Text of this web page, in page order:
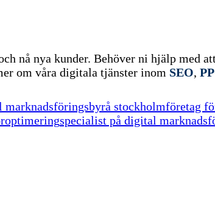
nå nya kunder. Behöver ni hjälp med
om våra digitala tjänster inom SEO,
marknadsföringsbyrå stockholmföretag
specialist på digital